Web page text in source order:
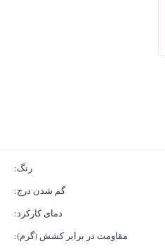
رنگ:
گم شدن درج:
دمای کارکرد:
مقاومت در برابر کشش (گرم):